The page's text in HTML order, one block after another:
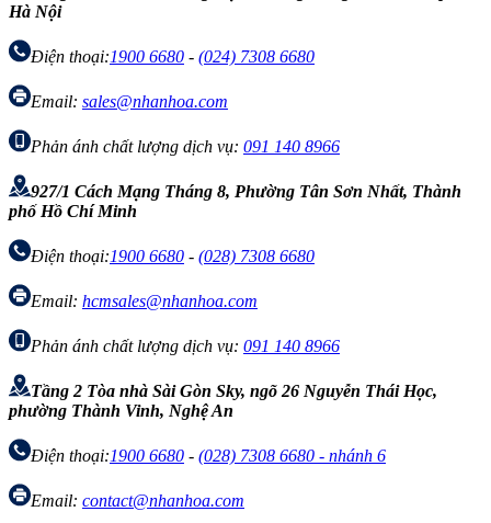
Hà Nội
Điện thoại:1900 6680 - (024) 7308 6680
Email: sales@nhanhoa.com
Phản ánh chất lượng dịch vụ: 091 140 8966
927/1 Cách Mạng Tháng 8, Phường Tân Sơn Nhất, Thành
phố Hồ Chí Minh
Điện thoại:1900 6680 - (028) 7308 6680
Email: hcmsales@nhanhoa.com
Phản ánh chất lượng dịch vụ: 091 140 8966
Tầng 2 Tòa nhà Sài Gòn Sky, ngõ 26 Nguyễn Thái Học,
phường Thành Vinh, Nghệ An
Điện thoại:1900 6680 - (028) 7308 6680 - nhánh 6
Email: contact@nhanhoa.com